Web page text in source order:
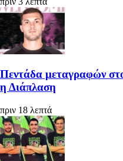
Πεντάδα μεταγραφών
η Διάπλαση
πριν 18 λεπτά